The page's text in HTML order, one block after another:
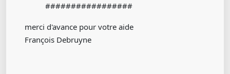
#################
merci d'avance pour votre aide
François Debruyne